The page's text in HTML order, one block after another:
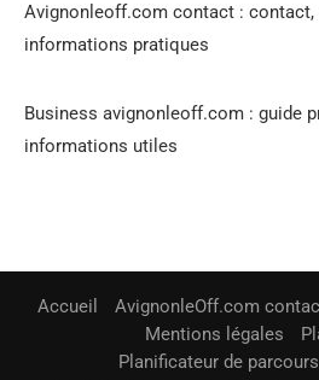
Avignonleoff.com contact :
informations pratiques
Business avignonleoff.com : guide
informations utiles
Accueil AvignonleOff.com
Mentions légales
Planificateur de